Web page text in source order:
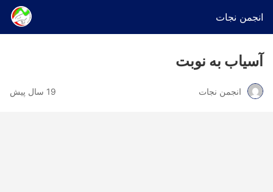
انجمن نجات
آسیاب به نوبت
انجمن نجات 19 سال پیش